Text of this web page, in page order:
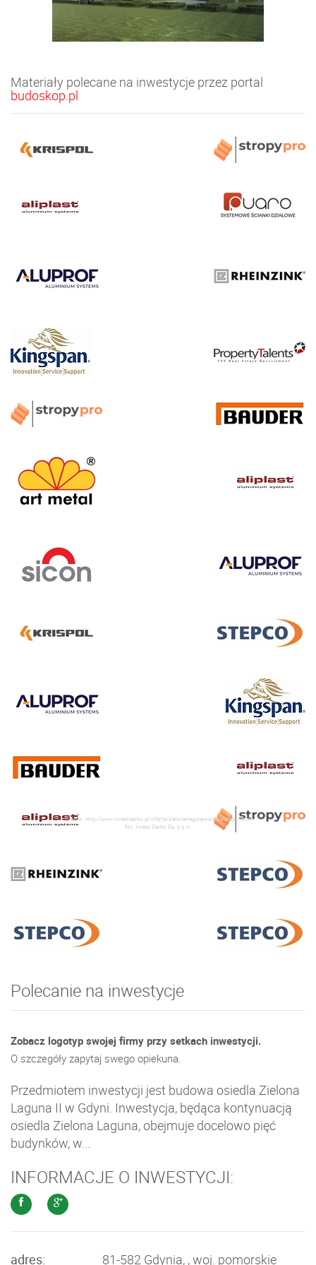
Materiały polecane na inwestycje przez portal
budoskop.pl
Polecanie na inwestycje
Zobacz logotyp swojej firmy przy setkach inwestycji.
O szczegóły zapytaj swego opiekuna.
Źródło: http://www.investsarko.pl/oferta/zielona-laguna-osiedle-etap-ii.html
fot: Invest Sarko Sp. z o.o.
Przedmiotem inwestycji jest budowa osiedla Zielona
Laguna II w Gdyni. Inwestycja, będąca kontynuacją
osiedla Zielona Laguna, obejmuje docelowo pięć
budynków, w...
INFORMACJE O INWESTYCJI:
adres: 81-582 Gdynia, , woj. pomorskie